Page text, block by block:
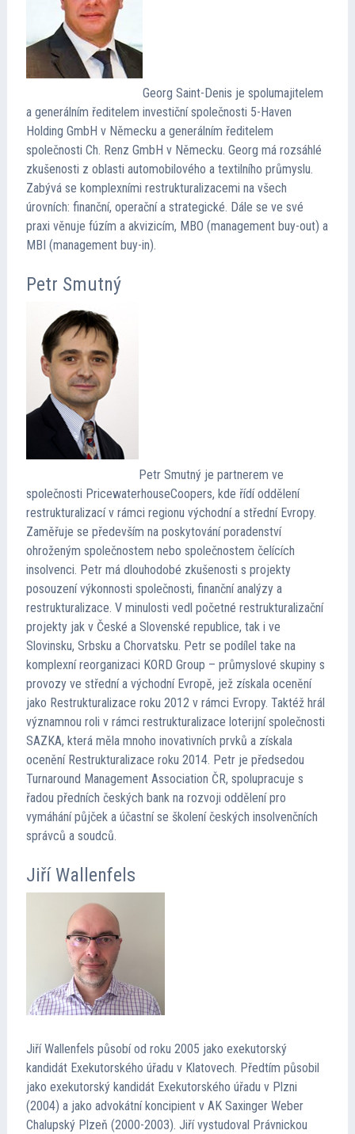
Georg Saint-Denis je spolumajitelem
a generálním ředitelem investiční společnosti 5-Haven
Holding GmbH v Německu a generálním ředitelem
společnosti Ch. Renz GmbH v Německu. Georg má rozsáhlé
zkušenosti z oblasti automobilového a textilního průmyslu.
Zabývá se komplexními restrukturalizacemi na všech
úrovních: finanční, operační a strategické. Dále se ve své
praxi věnuje fúzím a akvizicím, MBO (management buy-out) a
MBI (management buy-in).
Petr Smutný
Petr Smutný je partnerem ve
společnosti PricewaterhouseCoopers, kde řídí oddělení
restrukturalizací v rámci regionu východní a střední Evropy.
Zaměřuje se především na poskytování poradenství
ohroženým společnostem nebo společnostem čelících
insolvenci. Petr má dlouhodobé zkušenosti s projekty
posouzení výkonnosti společnosti, finanční analýzy a
restrukturalizace. V minulosti vedl početné restrukturalizační
projekty jak v České a Slovenské republice, tak i ve
Slovinsku, Srbsku a Chorvatsku. Petr se podílel take na
komplexní reorganizaci KORD Group – průmyslové skupiny s
provozy ve střední a východní Evropě, jež získala ocenění
jako Restrukturalizace roku 2012 v rámci Evropy. Taktéž hrál
významnou roli v rámci restrukturalizace loterijní společnosti
SAZKA, která měla mnoho inovativních prvků a získala
ocenění Restrukturalizace roku 2014. Petr je předsedou
Turnaround Management Association ČR, spolupracuje s
řadou předních českých bank na rozvoji oddělení pro
vymáhání půjček a účastní se školení českých insolvenčních
správců a soudců.
Jiří Wallenfels
Jiří Wallenfels působí od roku 2005 jako exekutorský
kandidát Exekutorského úřadu v Klatovech. Předtím působil
jako exekutorský kandidát Exekutorského úřadu v Plzni
(2004) a jako advokátní koncipient v AK Saxinger Weber
Chalupský Plzeň (2000-2003). Jiří vystudoval Právnickou